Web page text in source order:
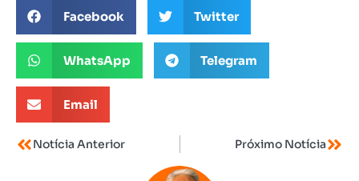
Facebook Twitter
WhatsApp Telegram
Email
Notícia Anterior Próximo Notícia